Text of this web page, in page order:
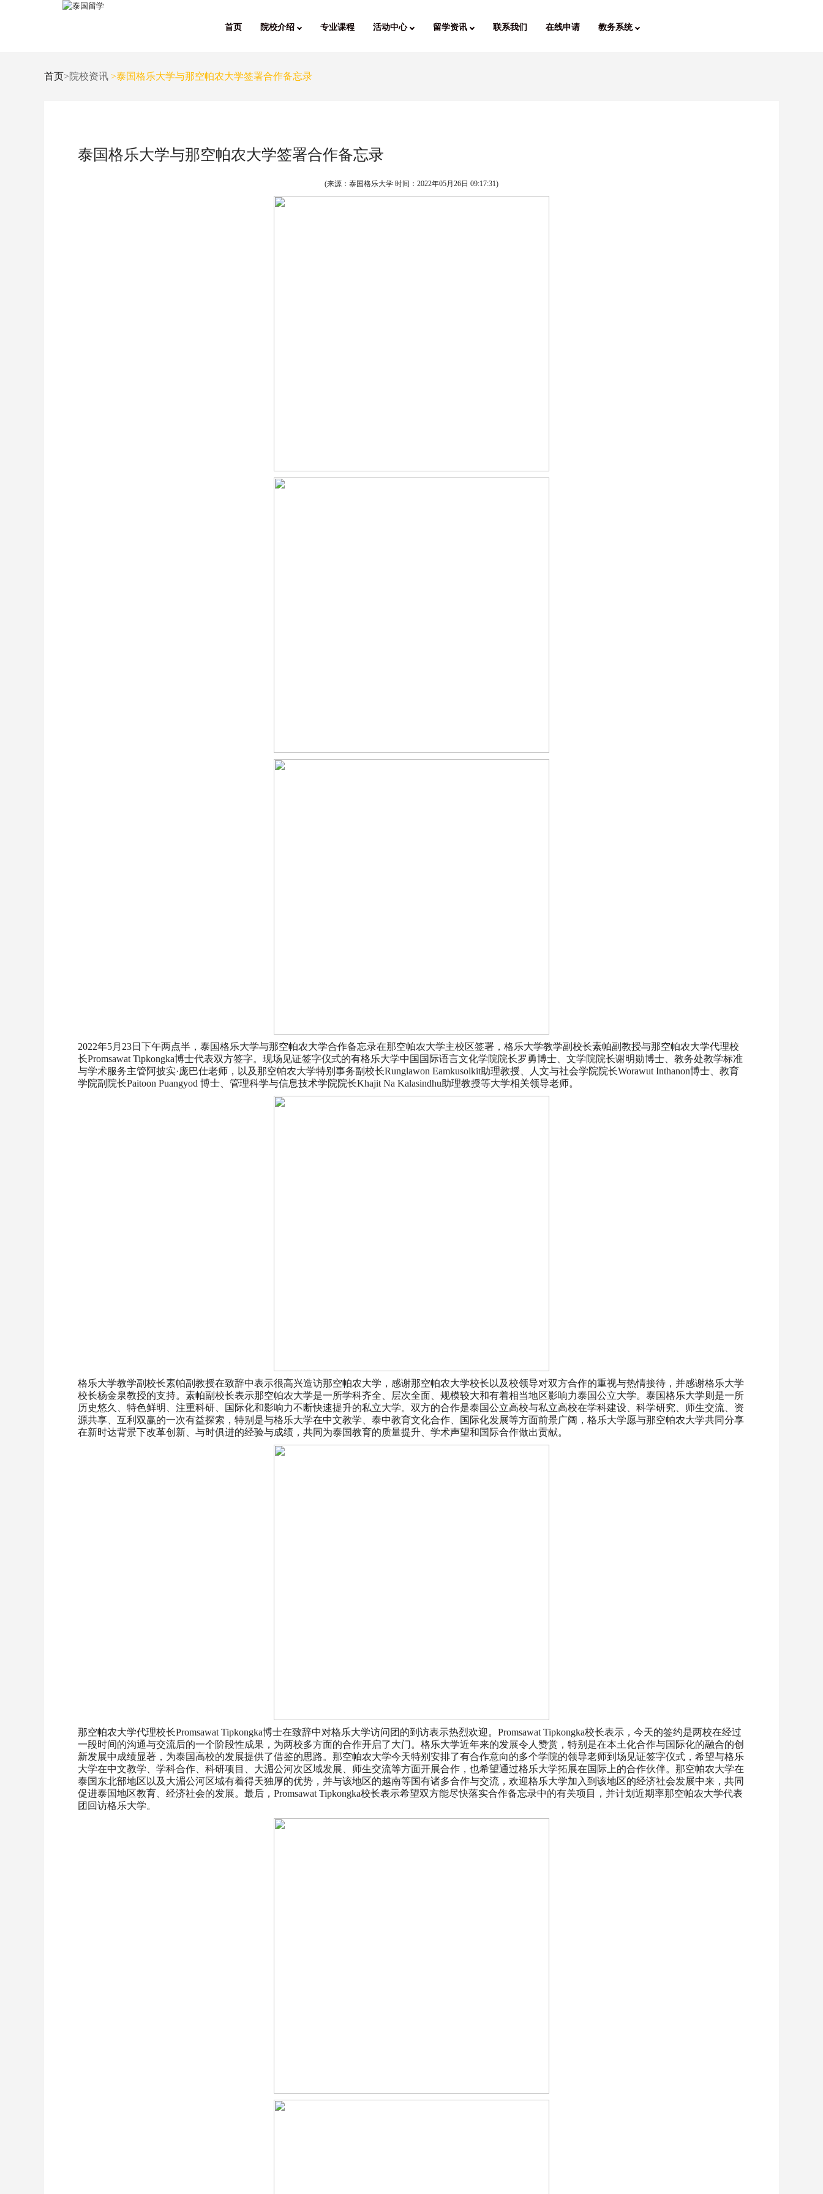
首页 院校介绍 专业课程 活动中心 留学资讯 联系我们 在线申请 教务系统
首页>院校资讯 >泰国格乐大学与那空帕农大学签署合作备忘录
泰国格乐大学与那空帕农大学签署合作备忘录
(来源：泰国格乐大学 时间： 2022年05月26日 09:17:31)
2022年5月23日下午两点半，泰国格乐大学与那空帕农大学合作备忘录在那空帕农大学主校区签署，格乐大学教学副校长素帕副教授与那空帕农大学代理校
长Promsawat Tipkongka博士代表双方签字。现场见证签字仪式的有格乐大学中国国际语言文化学院院长罗勇博士、文学院院长谢明勋博士、教务处教学标准
与学术服务主管阿披实·庞巴仕老师，以及那空帕农大学特别事务副校长Runglawon Eamkusolkit助理教授、人文与社会学院院长Worawut Inthanon博士、教育
学院副院长Paitoon Puangyod 博士、管理科学与信息技术学院院长Khajit Na Kalasindhu助理教授等大学相关领导老师。
格乐大学教学副校长素帕副教授在致辞中表示很高兴造访那空帕农大学，感谢那空帕农大学校长以及校领导对双方合作的重视与热情接待，并感谢格乐大学
校长杨金泉教授的支持。素帕副校长表示那空帕农大学是一所学科齐全、层次全面、规模较大和有着相当地区影响力泰国公立大学。泰国格乐大学则是一所
历史悠久、特色鲜明、注重科研、国际化和影响力不断快速提升的私立大学。双方的合作是泰国公立高校与私立高校在学科建设、科学研究、师生交流、资
源共享、互利双赢的一次有益探索，特别是与格乐大学在中文教学、泰中教育文化合作、国际化发展等方面前景广阔，格乐大学愿与那空帕农大学共同分享
在新时达背景下改革创新、与时俱进的经验与成绩，共同为泰国教育的质量提升、学术声望和国际合作做出贡献。
那空帕农大学代理校长Promsawat Tipkongka博士在致辞中对格乐大学访问团的到访表示热烈欢迎。Promsawat Tipkongka校长表示，今天的签约是两校在经过
一段时间的沟通与交流后的一个阶段性成果，为两校多方面的合作开启了大门。格乐大学近年来的发展令人赞赏，特别是在本土化合作与国际化的融合的创
新发展中成绩显著，为泰国高校的发展提供了借鉴的思路。那空帕农大学今天特别安排了有合作意向的多个学院的领导老师到场见证签字仪式，希望与格乐
大学在中文教学、学科合作、科研项目、大湄公河次区域发展、师生交流等方面开展合作，也希望通过格乐大学拓展在国际上的合作伙伴。那空帕农大学在
泰国东北部地区以及大湄公河区域有着得天独厚的优势，并与该地区的越南等国有诸多合作与交流，欢迎格乐大学加入到该地区的经济社会发展中来，共同
促进泰国地区教育、经济社会的发展。最后，Promsawat Tipkongka校长表示希望双方能尽快落实合作备忘录中的有关项目，并计划近期率那空帕农大学代表
团回访格乐大学。